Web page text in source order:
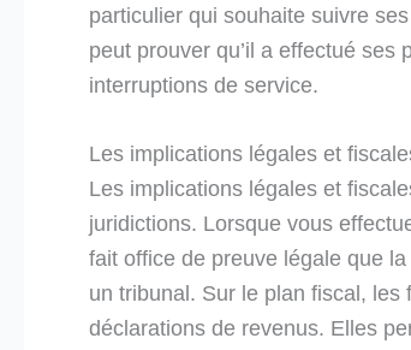
particulier qui souhaite suivre
peut prouver qu’il a effectué
interruptions de service.
Les implications légales et
Les implications légales et
juridictions. Lorsque vous
fait office de preuve légale que
un tribunal. Sur le plan fiscal,
déclarations de revenus. Elles